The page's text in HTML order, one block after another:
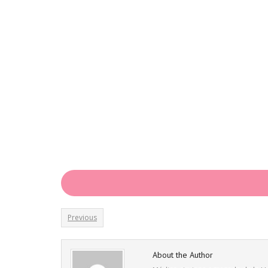
Previous
About the Author